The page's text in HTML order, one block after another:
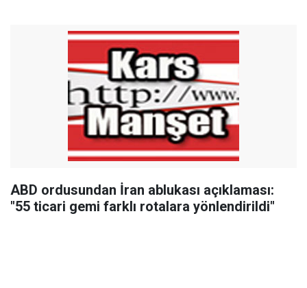
ABD ordusundan İran ablukası açıklaması:
"55 ticari gemi farklı rotalara yönlendirildi"